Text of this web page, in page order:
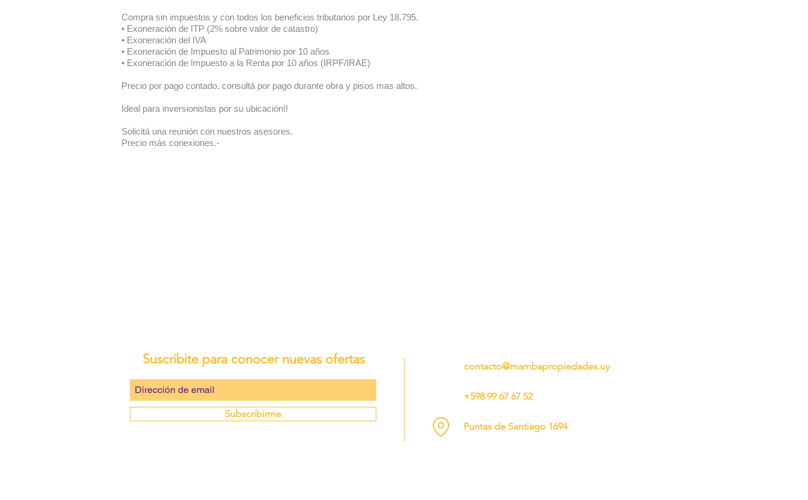
Compra sin impuestos y con todos los beneficios tributarios por Ley 18.795.
• Exoneración de ITP (2% sobre valor de catastro)
• Exoneración del IVA
• Exoneración de Impuesto al Patrimonio por 10 años
• Exoneración de Impuesto a la Renta por 10 años (IRPF/IRAE)
Precio por pago contado, consultá por pago durante obra y pisos mas altos.
Ideal para inversionistas por su ubicación!!
Solicitá una reunión con nuestros asesores.
Precio más conexiones.-
Suscribite para conocer nuevas ofertas
Subscribirme
contacto@mambapropiedades.uy
+598 99 67 67 52
Puntas de Santiago 1694